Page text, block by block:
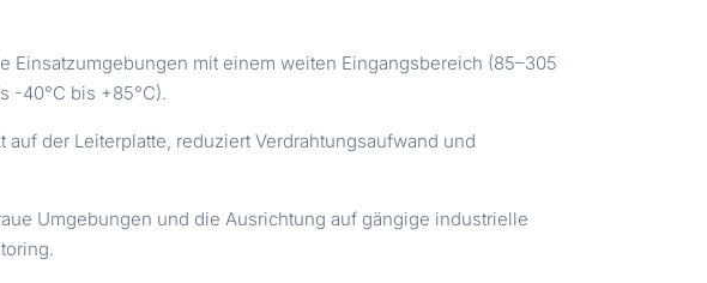
Einsatzumgebungen mit einem weiten Eingangsbereich (85–305
-40°C bis +85°C).
der Leiterplatte, reduziert Verdrahtungsaufwand und
Umgebungen und die Ausrichtung auf gängige industrielle